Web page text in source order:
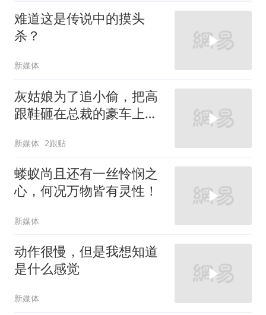
难道这是传说中的摸头
杀？
新媒体
灰姑娘为了追小偷，把高
跟鞋砸在总裁的豪车上，
新媒体 2跟贴
蝼蚁尚且还有一丝怜悯之
心，何况万物皆有灵性！
新媒体
动作很慢，但是我想知道
是什么感觉
新媒体